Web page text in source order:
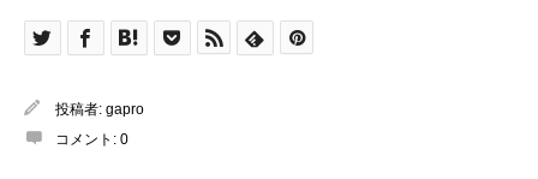
投稿者: gapro
コメント: 0